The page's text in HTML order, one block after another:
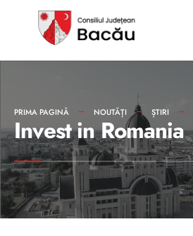
PRIMA PAGINĂ NOUTĂȚI ȘTIRI
Invest in Romania